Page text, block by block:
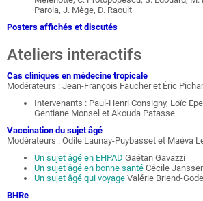
Parola, J. Mège, D. Raoult
Posters affichés et discutés
Ateliers interactifs
Cas cliniques en médecine tropicale
Modérateurs : Jean-François Faucher et Éric
Intervenants : Paul-Henri Consigny, Loïc
Gentiane Monsel et Akouda Patasse
Vaccination du sujet âgé
Modérateurs : Odile Launay-Puybasset et Maéva
Un sujet âgé en EHPAD Gaétan Gavazzi
Un sujet âgé en bonne santé Cécile
Un sujet âgé qui voyage Valérie Briend-
BHRe